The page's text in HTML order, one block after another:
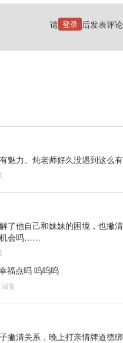
请 登录 后发表评论
力。炖老师好久没遇到这么有
了他自己和妹妹的困境，也撇
机会吗……
福点吗 呜呜呜
回复
撇清关系，晚上打亲情牌道德